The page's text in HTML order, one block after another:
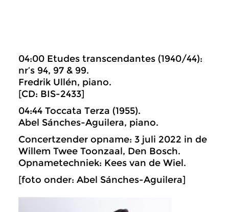
04:00 Etudes transcendantes (1940/44):
nr’s 94, 97 & 99.
Fredrik Ullén, piano.
[CD: BIS-2433]
04:44 Toccata Terza (1955).
Abel Sánches-Aguilera, piano.
Concertzender opname: 3 juli 2022 in de
Willem Twee Toonzaal, Den Bosch.
Opnametechniek: Kees van de Wiel.
[foto onder: Abel Sánches-Aguilera]